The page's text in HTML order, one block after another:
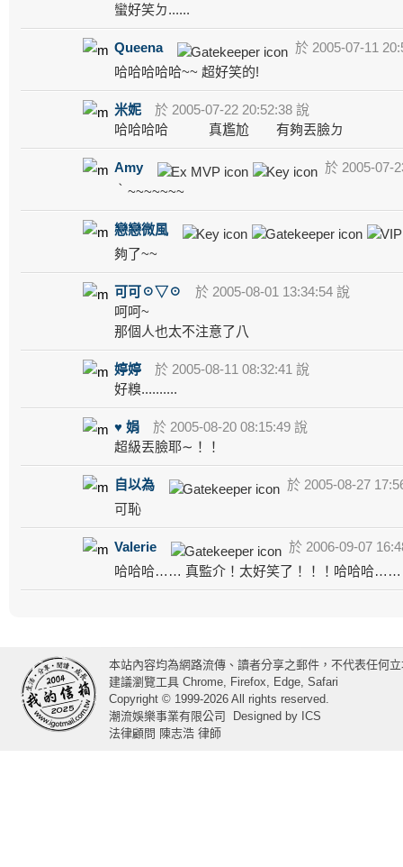
蠻好笑ㄉ......
Queena
於 2005-07-11
哈哈哈哈哈~~ 超好笑的!
米妮
於 2005-07-22 20:52:38 說
哈哈哈哈 真尷尬 有夠丟臉ㄉ
Amy
於 2005-07-
‵~~~~~~~
戀戀微風
夠了~~
可可☉▽☉
於 2005-08-01 13:34:54 說
呵呵~
那個人也太不注意了八
婷婷
於 2005-08-11 08:32:41 說
好糗..........
♥ 娟
於 2005-08-20 08:15:49 說
超級丟臉耶∼！！
自以為
於 2005-08-27
可恥
Valerie
於 2006-09-07
哈哈哈…… 真監介！太好笑了！！！哈哈哈……
本站內容均為網路流傳、讀者分享之郵件，不代表任何
建議瀏覽工具 Chrome, Firefox, Edge, Safari
Copyright © 1999-2026 All rights reserved.
潮流娛樂事業有限公司
Designed by ICS
法律顧問 陳志浩 律師